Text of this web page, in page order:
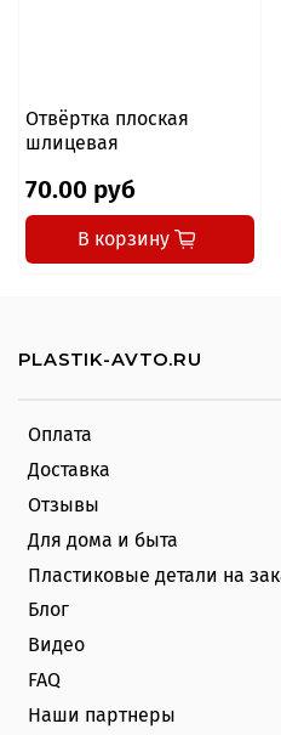
Отвёртка плоская
шлицевая
70.00 руб
В корзину
Оплата
Доставка
Отзывы
Для дома и быта
Пластиковые детали на
Блог
Видео
FAQ
Наши партнеры
PLASTIK-AVTO.RU